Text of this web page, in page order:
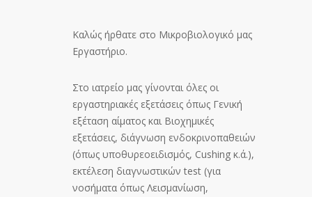
Καλώς ήρθατε στο Μικροβιολογικό μας
Εργαστήριο.
Στο ιατρείο μας γίνονται όλες οι
εργαστηριακές εξετάσεις όπως Γενική
εξέταση αίματος και Βιοχημικές
εξετάσεις, διάγνωση ενδοκρινοπαθειών
(όπως υποθυρεοειδισμός, Cushing κ.ά.),
εκτέλεση διαγνωστικών test (για
νοσήματα όπως Λεισμανίωση,